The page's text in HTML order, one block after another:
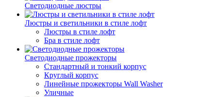
Светодиодные люстры
Люстры и светильники в стиле лофт
Люстры в стиле лофт
Бра в стиле лофт
Светодиодные прожекторы
Стандартный и тонкий корпус
Круглый корпус
Линейные прожекторы Wall Washer
Уличные